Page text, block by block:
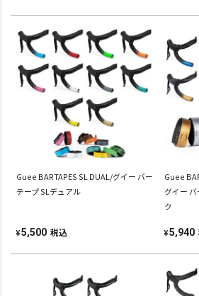
Guee BARTAPES SL DUAL/グイー バー
テープ SLデュアル
¥5,500 税込
Guee
グイー
ク
¥5,940